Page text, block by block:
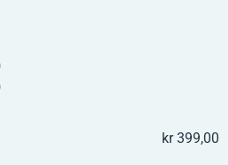
kr 399,00